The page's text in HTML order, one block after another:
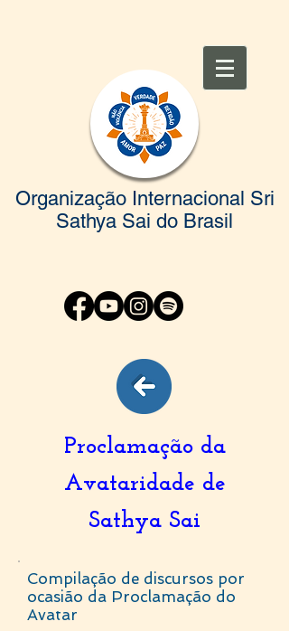
Organização Internacional Sri
Sathya Sai do Brasil
Proclamação da
Avataridade de
Sathya Sai
Compilação de discursos por
ocasião da Proclamação do
Avatar